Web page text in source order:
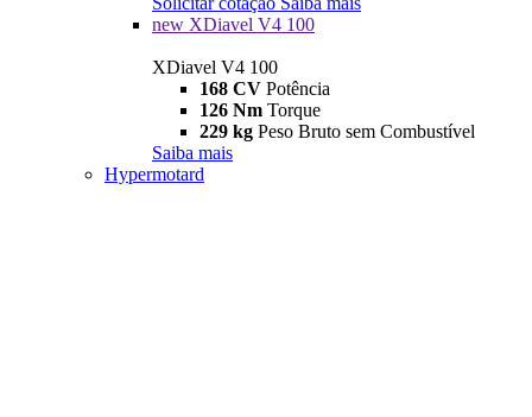
new XDiavel V4 100
XDiavel V4 100
168 CV Potência
126 Nm Torque
229 kg Peso Bruto sem Combustível
Saiba mais
Hypermotard